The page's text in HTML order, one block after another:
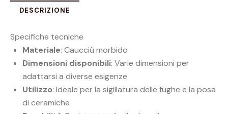
DESCRIZIONE
Specifiche tecniche
Materiale: Caucciù morbido
Dimensioni disponibili: Varie dimensioni per
adattarsi a diverse esigenze
Utilizzo: Ideale per la sigillatura delle fughe e la posa
di ceramiche